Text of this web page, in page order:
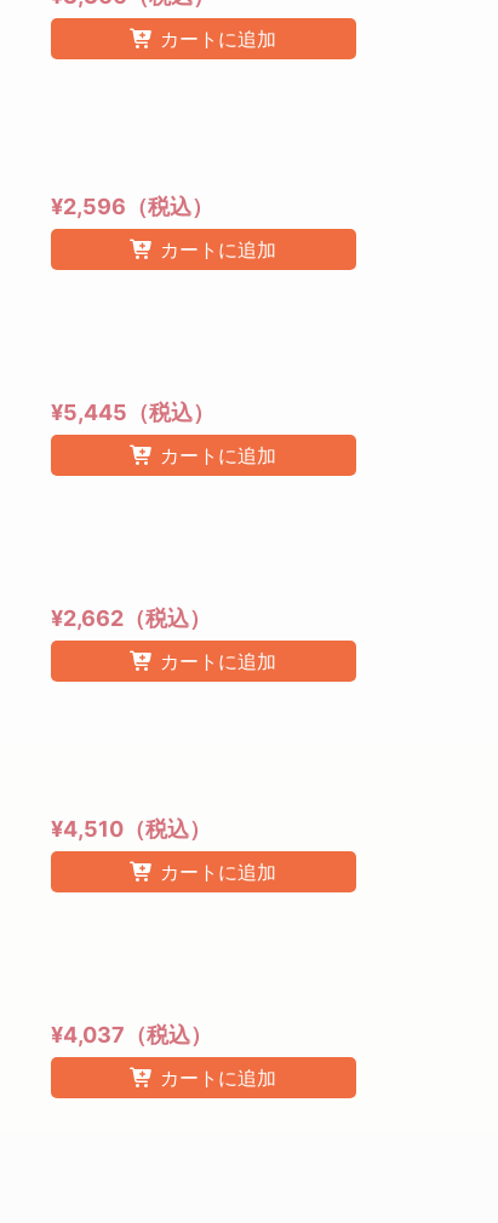
カートに追加
¥2,596（税込）
カートに追加
¥5,445（税込）
カートに追加
¥2,662（税込）
カートに追加
¥4,510（税込）
カートに追加
¥4,037（税込）
カートに追加